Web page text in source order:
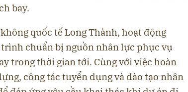
bay.
quốc tế Long Thành, hoạt động
chuẩn bị nguồn nhân lực phục vụ
trong thời gian tới. Cùng với việc hoàn
công tác tuyển dụng và đào tạo nhân